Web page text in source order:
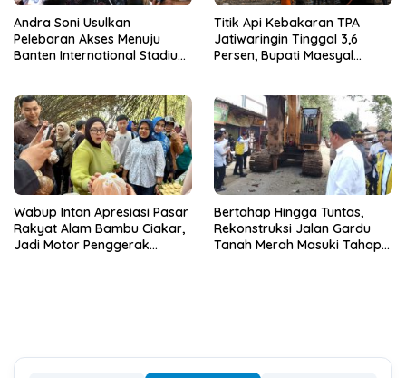
Andra Soni Usulkan
Pelebaran Akses Menuju
Banten International Stadium,
Titik Api Kebakaran TPA
Jatiwaringin Tinggal 3,6
Persen, Bupati Maesyal
Wabup Intan Apresiasi Pasar
Rakyat Alam Bambu Ciakar,
Jadi Motor Penggerak
Bertahap Hingga Tuntas,
Rekonstruksi Jalan Gardu
Tanah Merah Masuki Tahap